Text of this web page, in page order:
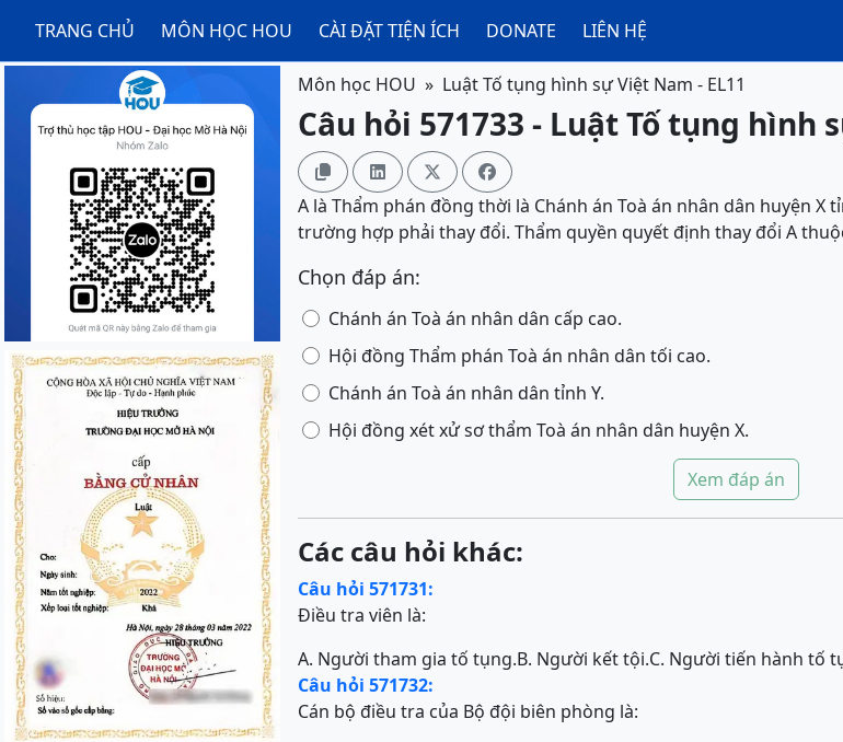
TRANG CHỦ MÔN HỌC HOU CÀI ĐẶT TIỆN ÍCH DONATE LIÊN HỆ
Môn học HOU Luật Tố tụng hình sự Việt Nam - EL11
Câu hỏi 571733 - Luật Tố tụng hình
   
A là Thẩm phán đồng thời là Chánh án Toà án nhân dân huyện X
trường hợp phải thay đổi. Thẩm quyền quyết định thay đổi A
Chọn đáp án:
Chánh án Toà án nhân dân cấp cao.
Hội đồng Thẩm phán Toà án nhân dân tối cao.
Chánh án Toà án nhân dân tỉnh Y.
Hội đồng xét xử sơ thẩm Toà án nhân dân huyện X.
Xem đáp án
Các câu hỏi khác:
Câu hỏi 571731:
Điều tra viên là:
A. Người tham gia tố tụng.B. Người kết tội.C. Người tiến hành tố
Câu hỏi 571732:
Cán bộ điều tra của Bộ đội biên phòng là: